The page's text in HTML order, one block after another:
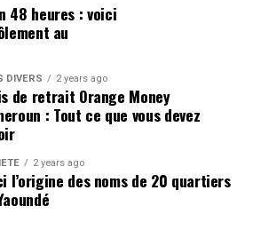
maintenant ?
dépendra surtout des
par les personnes qui affirment
Si des plaintes ont été déposées
les enquêteurs pourront
précisément combien de
quelles sommes ont été
48 heures : voici
au
DIVERS 2 years ago
de retrait Orange Money
: Tout ce que vous devez
2 years ago
l’origine des noms de 20 quartiers